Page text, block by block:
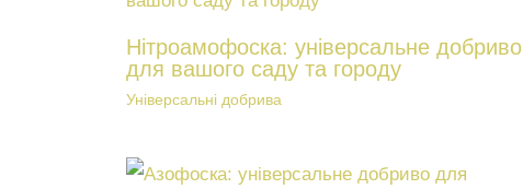
Нітроамофоска: універсальне добриво
для вашого саду та городу
Універсальні добрива